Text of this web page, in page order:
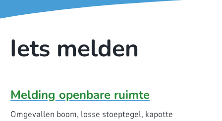
Iets melden
Melding openbare ruimte
Omgevallen boom, losse stoeptegel, kapotte